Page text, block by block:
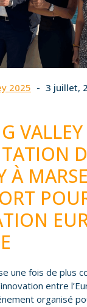
2025 3 juillet,
VALLEY
À
une fois de plus
entre
organisé